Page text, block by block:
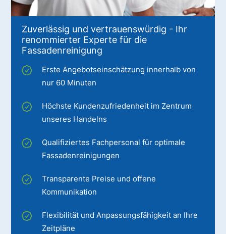
Zuverlässig und vertrauenswürdig - Ihr
renommierter Experte für die
Fassadenreinigung
Erste Angebotseinschätzung innerhalb von
nur 60 Minuten
Höchste Kundenzufriedenheit im Zentrum
unseres Handelns
Qualifiziertes Fachpersonal für optimale
Fassadenreinigungen
Transparente Preise und offene
Kommunikation
Flexibilität und Anpassungsfähigkeit an Ihre
Zeitpläne